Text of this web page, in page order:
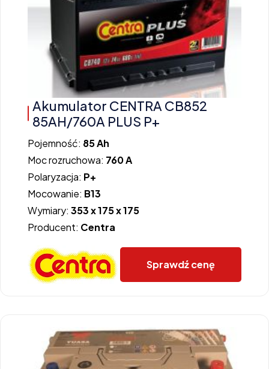
Akumulator CENTRA CB852
85AH/760A PLUS P+
Pojemność: 85 Ah
Moc rozruchowa: 760 A
Polaryzacja: P+
Mocowanie: B13
Wymiary: 353 x 175 x 175
Producent: Centra
Sprawdź cenę